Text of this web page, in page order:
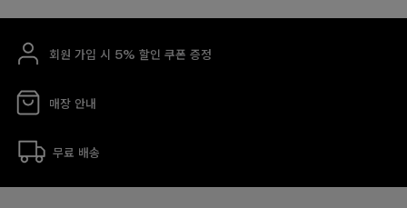
회원 가입 시 5% 할인 쿠폰 증정
매장 안내
무료 배송